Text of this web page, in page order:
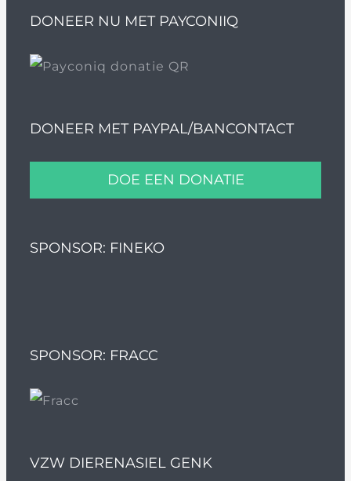
DONEER NU MET PAYCONIIQ
DONEER MET PAYPAL/BANCONTACT
DOE EEN DONATIE
SPONSOR: FINEKO
SPONSOR: FRACC
VZW DIERENASIEL GENK